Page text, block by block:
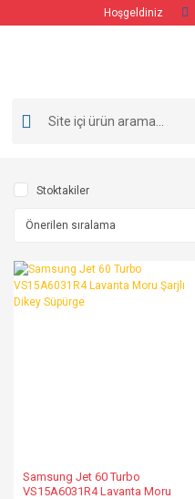
Hoşgeldiniz
Stoktakiler
Samsung Jet 60 Turbo
VS15A6031R4 Lavanta Moru